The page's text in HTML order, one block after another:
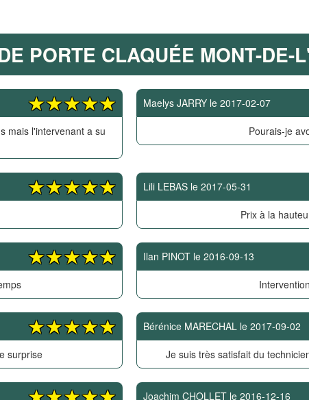
PORTE CLAQUÉE MONT-DE-
mais l'intervenant a su
Maelys JARRY le 2017-02-07
Pourais-je
Lili LEBAS le 2017-05-31
Prix à la
Ilan PINOT le 2016-09-13
surprise
Bérénice MARECHAL le 2017-09-02
Je suis très satisfait du
Joachim CHOLLET le 2016-12-16